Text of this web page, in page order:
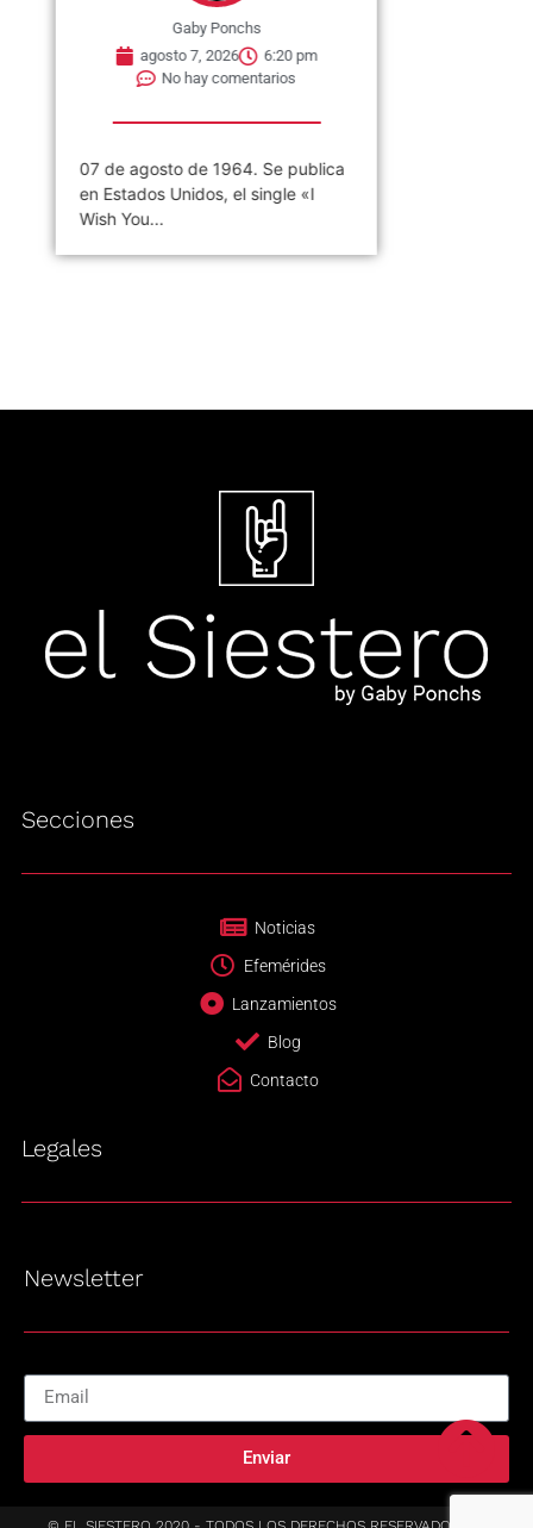
Gaby Ponchs
agosto 7, 2026
6:20 pm
No hay comentarios
07 de agosto de 1964. Se publica
en Estados Unidos, el single «I
Wish You...
Secciones
Noticias
Efemérides
Lanzamientos
Blog
Contacto
Legales
Newsletter
Enviar